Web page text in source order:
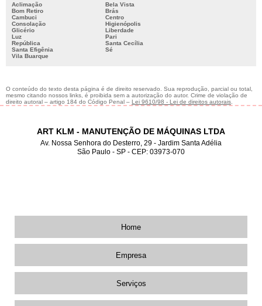
Aclimação
Bela Vista
Bom Retiro
Brás
Cambuci
Centro
Consolação
Higienópolis
Glicério
Liberdade
Luz
Pari
República
Santa Cecília
Santa Efigênia
Sé
Vila Buarque
O conteúdo do texto desta página é de direito reservado. Sua reprodução, parcial ou total,
mesmo citando nossos links, é proibida sem a autorização do autor. Crime de violação de
direito autoral – artigo 184 do Código Penal – Lei 9610/98 - Lei de direitos autorais
ART KLM - MANUTENÇÃO DE MÁQUINAS LTDA
Av. Nossa Senhora do Desterro, 29 - Jardim Santa Adélia
São Paulo - SP - CEP: 03973-070
Home
Empresa
Serviços